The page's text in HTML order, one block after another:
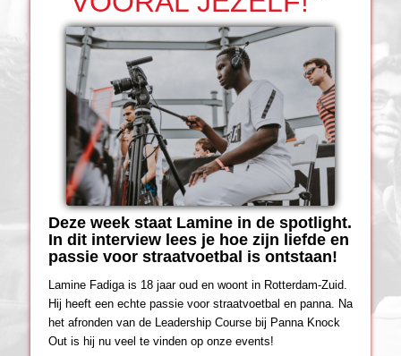
Deze week staat Lamine in de spotlight.
In dit interview lees je hoe zijn liefde en
passie voor straatvoetbal is ontstaan!
Lamine Fadiga is 18 jaar oud en woont in Rotterdam-Zuid.
Hij heeft een echte passie voor straatvoetbal en panna. Na
het afronden van de Leadership Course bij Panna Knock
Out is hij nu veel te vinden op onze events!